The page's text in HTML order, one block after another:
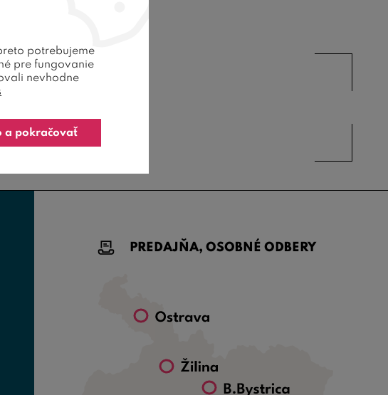
POSTELE
PREDAJŇA, OSOBNÉ ODBERY
potrebujeme
pre fungovanie
nevhodne
a pokračovať